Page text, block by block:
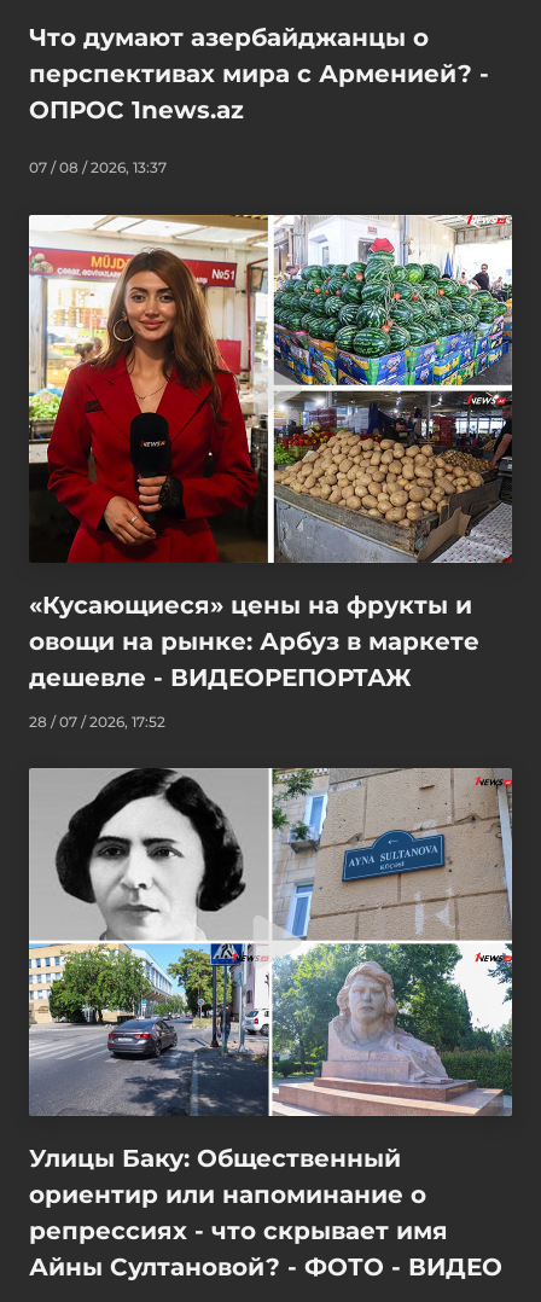
Что думают азербайджанцы о
перспективах мира с Арменией? -
ОПРОС 1news.az
07 / 08 / 2026, 13:37
«Кусающиеся» цены на фрукты и
овощи на рынке: Арбуз в маркете
дешевле - ВИДЕОРЕПОРТАЖ
28 / 07 / 2026, 17:52
Улицы Баку: Общественный
ориентир или напоминание о
репрессиях - что скрывает имя
Айны Султановой? - ФОТО - ВИДЕО